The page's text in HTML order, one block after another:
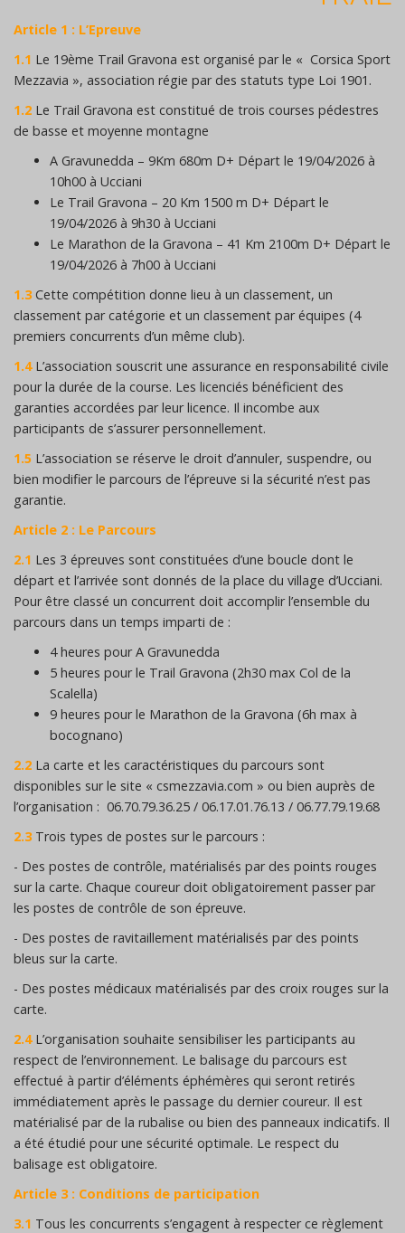
Article 1 : L’Epreuve
1.1 Le 19ème Trail Gravona est organisé par le « Corsica Sport
Mezzavia », association régie par des statuts type Loi 1901.
1.2 Le Trail Gravona est constitué de trois courses pédestres
de basse et moyenne montagne
A Gravunedda – 9Km 680m D+ Départ le 19/04/2026 à
10h00 à Ucciani
Le Trail Gravona – 20 Km 1500 m D+ Départ le
19/04/2026 à 9h30 à Ucciani
Le Marathon de la Gravona – 41 Km 2100m D+ Départ le
19/04/2026 à 7h00 à Ucciani
1.3Cette compétition donne lieu à un classement, un
classement par catégorie et un classement par équipes (4
premiers concurrents d’un même club).
1.4L’association souscrit une assurance en responsabilité civile
pour la durée de la course. Les licenciés bénéficient des
garanties accordées par leur licence. Il incombe aux
participants de s’assurer personnellement.
1.5 L’association se réserve le droit d’annuler, suspendre, ou
bien modifier le parcours de l’épreuve si la sécurité n’est pas
garantie.
Article 2 : Le Parcours
2.1 Les 3 épreuves sont constituées d’une boucle dont le
départ et l’arrivée sont donnés de la place du village d’Ucciani.
Pour être classé un concurrent doit accomplir l’ensemble du
parcours dans un temps imparti de :
4 heures pour A Gravunedda
5 heures pour le Trail Gravona (2h30 max Col de la
Scalella)
9 heures pour le Marathon de la Gravona (6h max à
bocognano)
2.2 La carte et les caractéristiques du parcours sont
disponibles sur le site « csmezzavia.com » ou bien auprès de
l’organisation : 06.70.79.36.25 / 06.17.01.76.13 / 06.77.79.19.68
2.3Trois types de postes sur le parcours :
- Des postes de contrôle, matérialisés par des points rouges
sur la carte. Chaque coureur doit obligatoirement passer par
les postes de contrôle de son épreuve.
- Des postes de ravitaillement matérialisés par des points
bleus sur la carte.
- Des postes médicaux matérialisés par des croix rouges sur la
carte.
2.4L’organisation souhaite sensibiliser les participants au
respect de l’environnement. Le balisage du parcours est
effectué à partir d’éléments éphémères qui seront retirés
immédiatement après le passage du dernier coureur. Il est
matérialisé par de la rubalise ou bien des panneaux indicatifs. Il
a été étudié pour une sécurité optimale. Le respect du
balisage est obligatoire.
Article 3 : Conditions de participation
3.1 Tous les concurrents s’engagent à respecter ce règlement